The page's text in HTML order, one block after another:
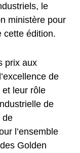
le
ministère pour
cette édition.
prix aux
de
et leur rôle
de
de
l’ensemble
Golden